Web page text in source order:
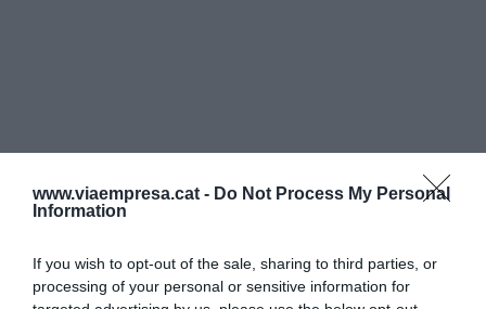
www.viaempresa.cat - Do Not Process My Personal
Information
If you wish to opt-out of the sale, sharing to third parties, or
processing of your personal or sensitive information for